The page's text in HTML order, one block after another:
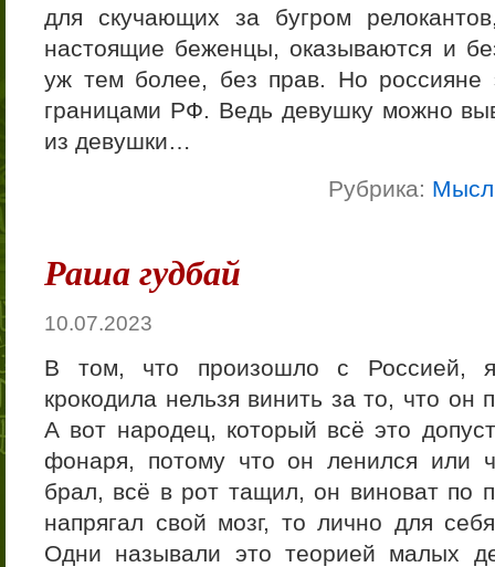
для скучающих за бугром
настоящие беженцы, оказываются и
уж тем более, без прав. Но россияне
границами РФ. Ведь девушку можно
из девушки…
Рубрика:
Раша гудбай
10.07.2023
В том, что произошло с Россией,
крокодила нельзя винить за то, что он
А вот народец, который всё это
фонаря, потому что он ленился или
брал, всё в рот тащил, он виноват по
напрягал свой мозг, то лично для
Одни называли это теорией малых